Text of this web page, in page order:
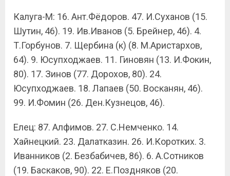
Калуга-М: 16. Ант.Фёдоров. 47. И.Суханов (15.
Шутин, 46). 19. Ив.Иванов (5. Брейнер, 46). 4.
Т.Горбунов. 7. Щербина (к) (8. М.Аристархов,
64). 9. Юсупходжаев. 11. Гиновян (13. И.Фокин,
80). 17. Зинов (77. Дорохов, 80). 24.
Юсупходжаев. 18. Лапаев (50. Восканян, 46).
99. И.Фомин (26. Ден.Кузнецов, 46).
Елец: 87. Алфимов. 27. С.Немченко. 14.
Хайнецкий. 23. Далатказин. 26. И.Коротких. 3.
Иванников (2. Безбабичев, 86). 6. А.Сотников
(19. Баскаков, 90). 22. Е.Поздняков (20.